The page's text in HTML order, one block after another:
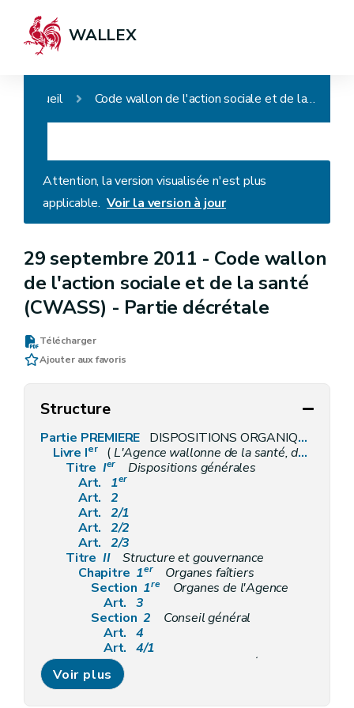
WALLEX
Accueil Code wallon de l'action sociale et de la santé (CWASS) - Partie décrétale
Attention, la version visualisée n'est plus
applicable. Voir la version à jour
29 septembre 2011 - Code wallon
de l'action sociale et de la santé
(CWASS) - Partie décrétale
Télécharger
Ajouter aux favoris
Structure
Partie PREMIERE DISPOSITIONS ORGANIQUES
Livre Ier (L'Agence wallonne de la santé, de la protection sociale, du handicap et des familles
Titre Ier
Dispositions générales
Art.
1er
Art. 2
Art. 2/1
Art. 2/2
Art. 2/3
Titre II
Structure et gouvernance
Chapitre 1er
Organes faîtiers
Section 1re
Organes de l'Agence
Art. 3
Section2
Conseil général
Art. 4
Art. 4/1
Section
Conseil de stratégie et de prospective
Art.
Art.
Voir plus